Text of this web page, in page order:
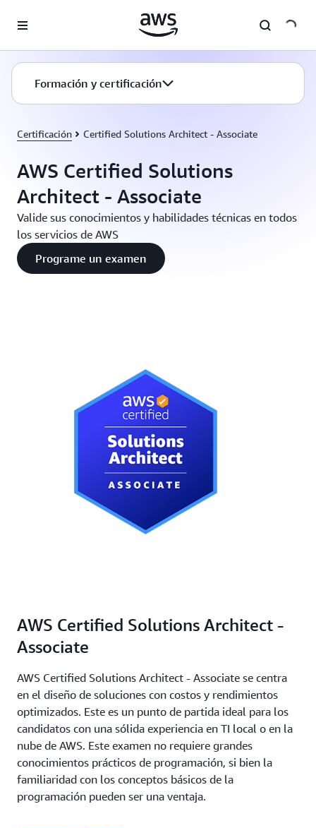
Formación y certificación
Certificación Certified Solutions Architect - Associate
AWS Certified Solutions
Architect - Associate
Valide sus conocimientos y habilidades técnicas en todos
los servicios de AWS
Programe un examen
AWS Certified Solutions Architect -
Associate
AWS Certified Solutions Architect - Associate se centra
en el diseño de soluciones con costos y rendimientos
optimizados. Este es un punto de partida ideal para los
candidatos con una sólida experiencia en TI local o en la
nube de AWS. Este examen no requiere grandes
conocimientos prácticos de programación, si bien la
familiaridad con los conceptos básicos de la
programación pueden ser una ventaja.